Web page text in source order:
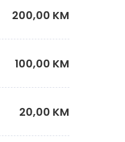
200,00 KM
100,00 KM
20,00 KM